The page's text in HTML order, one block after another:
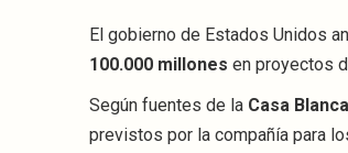
El gobierno de Estados Unidos
100.000 millones en proyectos
Según fuentes de la Casa Blanca
previstos por la compañía para